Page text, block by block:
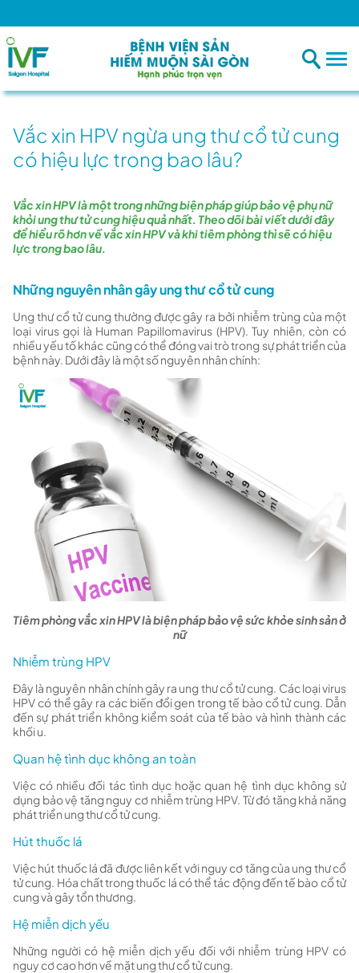
Vắc xin HPV ngừa ung thư cổ tử cung
có hiệu lực trong bao lâu?
Vắc xin HPV là một trong những biện pháp giúp bảo vệ phụ nữ
khỏi ung thư tử cung hiệu quả nhất. Theo dõi bài viết dưới đây
để hiểu rõ hơn về vắc xin HPV và khi tiêm phòng thì sẽ có hiệu
lực trong bao lâu.
Những nguyên nhân gây ung thư cổ tử cung
Ung thư cổ tử cung thường được gây ra bởi nhiễm trùng của một
loại virus gọi là Human Papillomavirus (HPV). Tuy nhiên, còn có
nhiều yếu tố khác cũng có thể đóng vai trò trong sự phát triển của
bệnh này. Dưới đây là một số nguyên nhân chính:
Tiêm phòng vắc xin HPV là biện pháp bảo vệ sức khỏe sinh sản ở
nữ
Nhiễm trùng HPV
Đây là nguyên nhân chính gây ra ung thư cổ tử cung. Các loại virus
HPV có thể gây ra các biến đổi gen trong tế bào cổ tử cung. Dẫn
đến sự phát triển không kiểm soát của tế bào và hình thành các
khối u.
Quan hệ tình dục không an toàn
Việc có nhiều đối tác tình dục hoặc quan hệ tình dục không sử
dụng bảo vệ tăng nguy cơ nhiễm trùng HPV. Từ đó tăng khả năng
phát triển ung thư cổ tử cung.
Hút thuốc lá
Việc hút thuốc lá đã được liên kết với nguy cơ tăng của ung thư cổ
tử cung. Hóa chất trong thuốc lá có thể tác động đến tế bào cổ tử
cung và gây tổn thương.
Hệ miễn dịch yếu
Những người có hệ miễn dịch yếu đối với nhiễm trùng HPV có
nguy cơ cao hơn về mặt ung thư cổ tử cung.